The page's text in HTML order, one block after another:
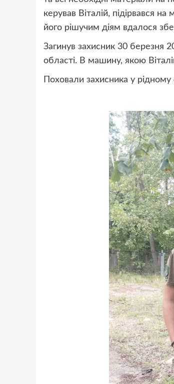
керував Віталій, підірвався на
його рішучим діям вдалося
Загинув захисник 30 березня
області. В машину, якою
Поховали захисника у